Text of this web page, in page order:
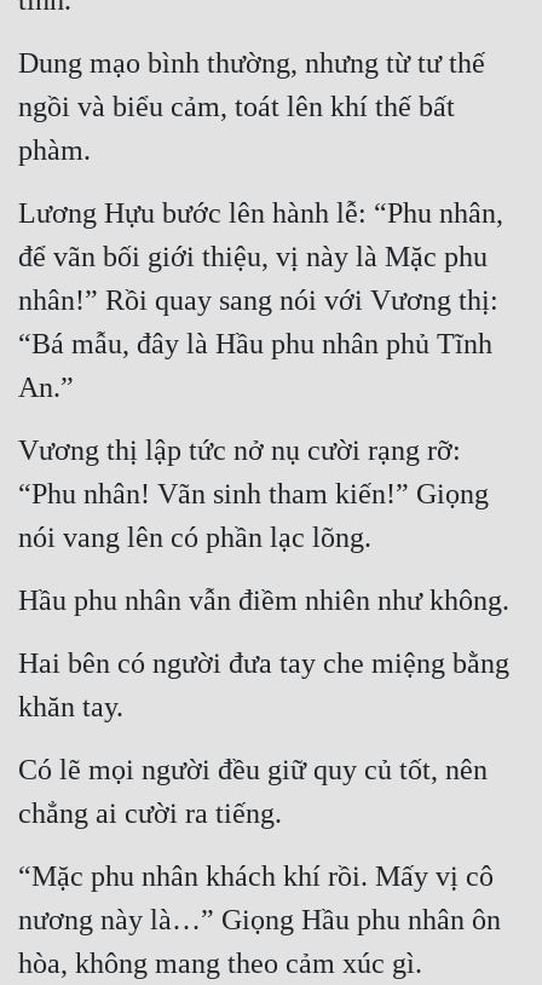
Dung mạo bình thường, nhưng từ tư thế
ngồi và biểu cảm, toát lên khí thế bất
phàm.
Lương Hựu bước lên hành lễ: “Phu nhân,
để vãn bối giới thiệu, vị này là Mặc phu
nhân!” Rồi quay sang nói với Vương thị:
“Bá mẫu, đây là Hầu phu nhân phủ Tĩnh
An.”
Vương thị lập tức nở nụ cười rạng rỡ:
“Phu nhân! Vãn sinh tham kiến!” Giọng
nói vang lên có phần lạc lõng.
Hầu phu nhân vẫn điềm nhiên như không.
Hai bên có người đưa tay che miệng bằng
khăn tay.
Có lẽ mọi người đều giữ quy củ tốt, nên
chẳng ai cười ra tiếng.
“Mặc phu nhân khách khí rồi. Mấy vị cô
nương này là…” Giọng Hầu phu nhân ôn
hòa, không mang theo cảm xúc gì.